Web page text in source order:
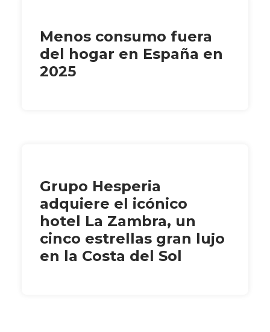
Menos consumo fuera
del hogar en España en
2025
Grupo Hesperia
adquiere el icónico
hotel La Zambra, un
cinco estrellas gran lujo
en la Costa del Sol